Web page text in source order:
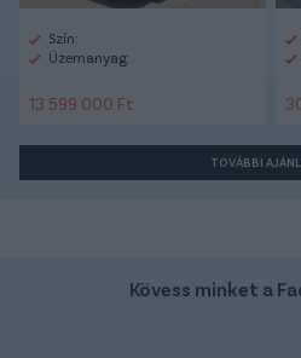
Szín:
Üzemanyag:
13 599 000 Ft
TOVÁBBI
Kövess minket a